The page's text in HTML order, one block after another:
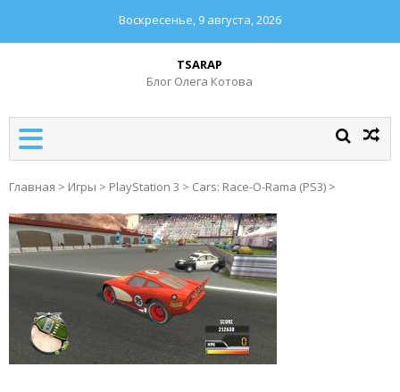
Воскресенье, 9 августа, 2026
TSARAP
Блог Олега Котова
Главная > Игры > PlayStation 3 > Cars: Race-O-Rama (PS3) >